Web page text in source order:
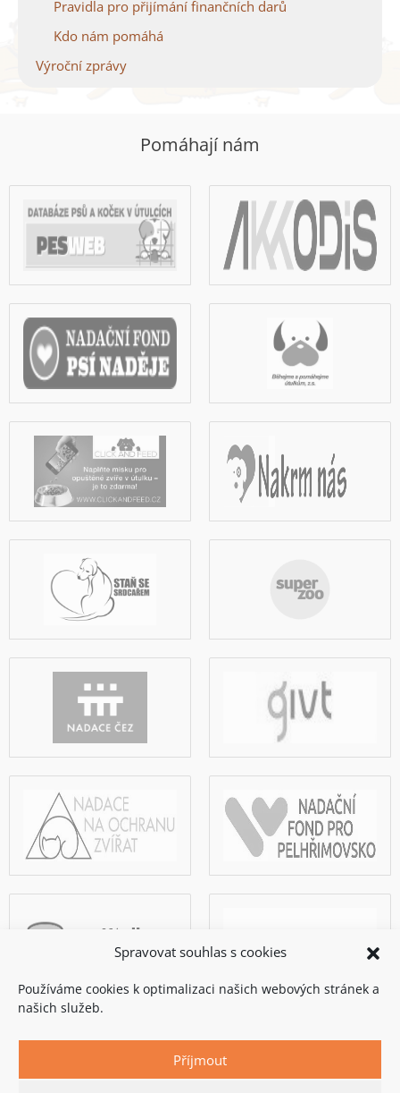
Spravovat souhlas s cookies
Používáme cookies k optimalizaci našich webových stránek a
našich služeb.
Příjmout
Pravidla pro přijímání finančních darů
Kdo nám pomáhá
Výroční zprávy
Pomáhají nám